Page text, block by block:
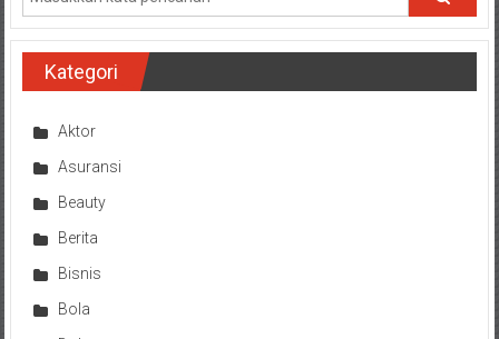
Kategori
Aktor
Asuransi
Beauty
Berita
Bisnis
Bola